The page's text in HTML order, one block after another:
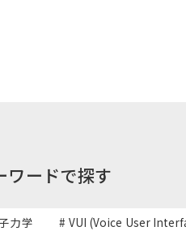
ワードで探す
力学 # VUI (Voice User